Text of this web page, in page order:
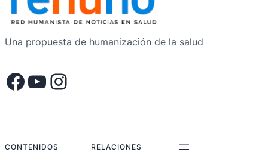
Una propuesta de humanización de la salud
Facebook YouTube Instagram
CONTENIDOS RELACIONES